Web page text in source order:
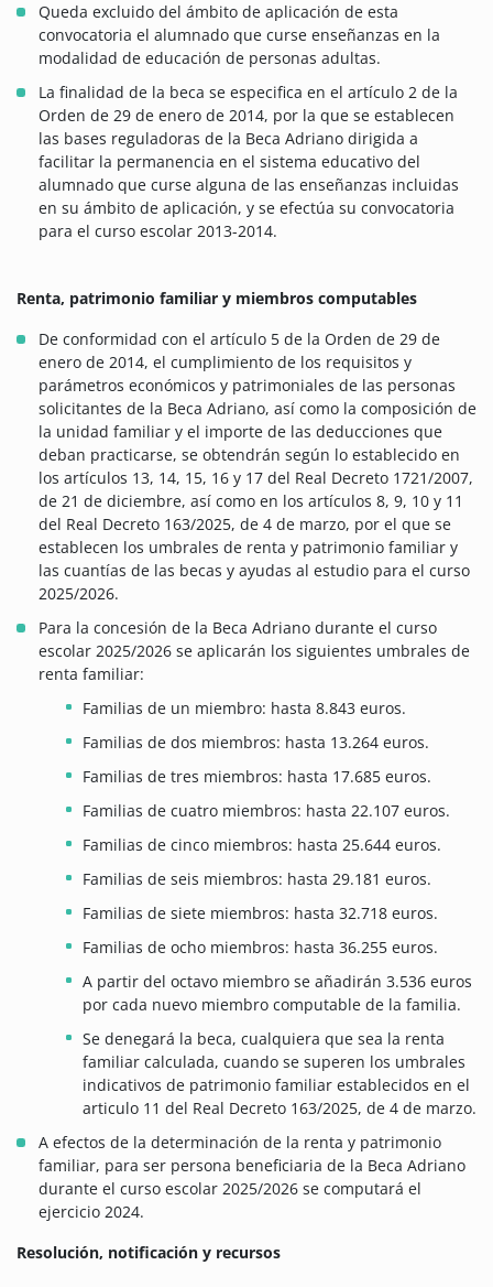
Queda excluido del ámbito de aplicación de esta
convocatoria el alumnado que curse enseñanzas en la
modalidad de educación de personas adultas.
La finalidad de la beca se especifica en el artículo 2 de la
Orden de 29 de enero de 2014, por la que se establecen
las bases reguladoras de la Beca Adriano dirigida a
facilitar la permanencia en el sistema educativo del
alumnado que curse alguna de las enseñanzas incluidas
en su ámbito de aplicación, y se efectúa su convocatoria
para el curso escolar 2013-2014.
Renta, patrimonio familiar y miembros computables
De conformidad con el artículo 5 de la Orden de 29 de
enero de 2014, el cumplimiento de los requisitos y
parámetros económicos y patrimoniales de las personas
solicitantes de la Beca Adriano, así como la composición de
la unidad familiar y el importe de las deducciones que
deban practicarse, se obtendrán según lo establecido en
los artículos 13, 14, 15, 16 y 17 del Real Decreto 1721/2007,
de 21 de diciembre, así como en los artículos 8, 9, 10 y 11
del Real Decreto 163/2025, de 4 de marzo, por el que se
establecen los umbrales de renta y patrimonio familiar y
las cuantías de las becas y ayudas al estudio para el curso
2025/2026.
Para la concesión de la Beca Adriano durante el curso
escolar 2025/2026 se aplicarán los siguientes umbrales de
renta familiar:
Familias de un miembro: hasta 8.843 euros.
Familias de dos miembros: hasta 13.264 euros.
Familias de tres miembros: hasta 17.685 euros.
Familias de cuatro miembros: hasta 22.107 euros.
Familias de cinco miembros: hasta 25.644 euros.
Familias de seis miembros: hasta 29.181 euros.
Familias de siete miembros: hasta 32.718 euros.
Familias de ocho miembros: hasta 36.255 euros.
A partir del octavo miembro se añadirán 3.536 euros
por cada nuevo miembro computable de la familia.
Se denegará la beca, cualquiera que sea la renta
familiar calculada, cuando se superen los umbrales
indicativos de patrimonio familiar establecidos en el
articulo 11 del Real Decreto 163/2025, de 4 de marzo.
A efectos de la determinación de la renta y patrimonio
familiar, para ser persona beneficiaria de la Beca Adriano
durante el curso escolar 2025/2026 se computará el
ejercicio 2024.
Resolución, notificación y recursos